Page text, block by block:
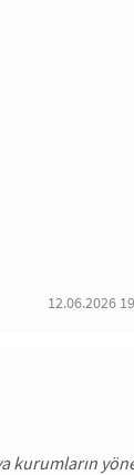
12.06.2026
kurumların